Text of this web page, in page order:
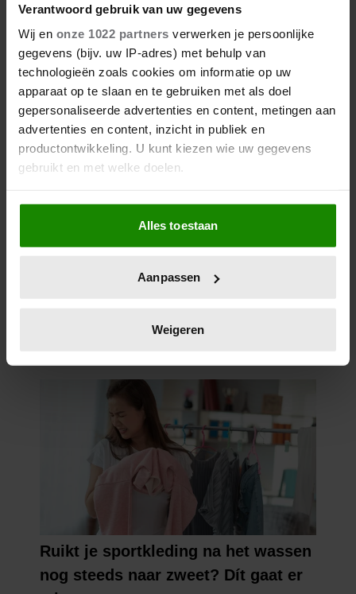
Verantwoord gebruik van uw gegevens
Wij en onze 1022 partners verwerken je persoonlijke
gegevens (bijv. uw IP-adres) met behulp van
technologieën zoals cookies om informatie op uw
apparaat op te slaan en te gebruiken met als doel
gepersonaliseerde advertenties en content, metingen aan
advertenties en content, inzicht in publiek en
productontwikkeling. U kunt kiezen wie uw gegevens
gebruikt en met welke doelen.
Als u het toestaat, willen we ook graag:
Informatie verzamelen over uw geografische
locatie, die tot een paar meter nauwkeurig kan zijn
scannen op specifieke eigenschappen (fingerprinting)
verwerkt en stel uw voorkeuren in het
intrekken in de Cookieverklaring.
We gebruiken cookies om content en advertenties te
personaliseren, om functies voor social media te bieden
en om ons websiteverkeer te analyseren. Ook delen we
informatie over uw gebruik van onze site met onze
partners voor social media, adverteren en analyse. Deze
partners kunnen deze gegevens combineren met andere
informatie die u aan ze heeft verstrekt of die ze hebben
verzameld op basis van uw gebruik van hun services. U
gaat akkoord met onze cookies als u onze website blijft
gebruiken.
Alles toestaan
Aanpassen
Weigeren
Deze producten kun je beter